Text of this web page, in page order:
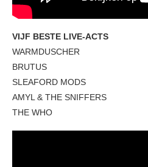
VIJF BESTE LIVE-ACTS
WARMDUSCHER
BRUTUS
SLEAFORD MODS
AMYL & THE SNIFFERS
THE WHO